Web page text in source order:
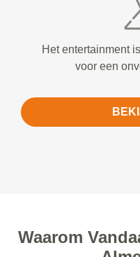
Het entertainment
voor een
Waarom